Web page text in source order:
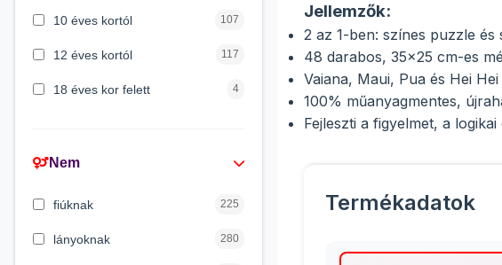
10 éves kortól 107
12 éves kortól 117
18 éves kor felett 4
3 éves kortól 309
Nem
fiúknak 225
lányoknak 280
Jellemzők:
2 az 1-ben: színes puzzle
48 darabos, 35x25 cm-es
Vaiana, Maui, Pua és Hei
100% műanyagmentes,
Fejleszti a figyelmet, a
Termékadatok